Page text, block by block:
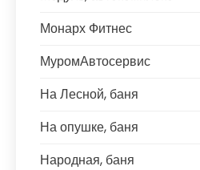
Монарх Фитнес
МуромАвтосервис
На Лесной, баня
На опушке, баня
Народная, баня